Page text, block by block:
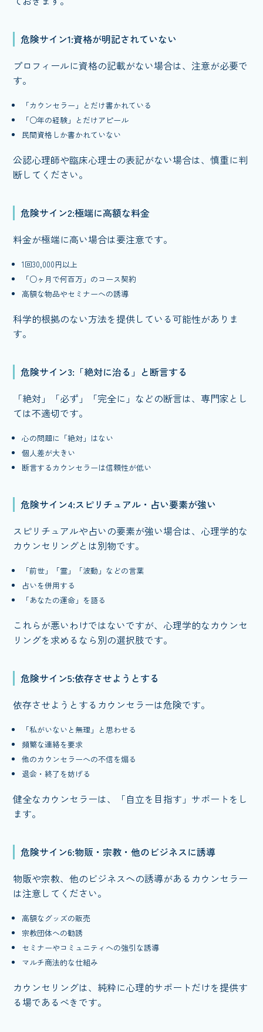
危険サイン1:資格が明記されていない
プロフィールに資格の記載がない場合は、注意が必要で
す。
「カウンセラー」とだけ書かれている
「○年の経験」とだけアピール
民間資格しか書かれていない
公認心理師や臨床心理士の表記がない場合は、慎重に判
断してください。
危険サイン2:極端に高額な料金
料金が極端に高い場合は要注意です。
1回30,000円以上
「○ヶ月で何百万」のコース契約
高額な物品やセミナーへの誘導
科学的根拠のない方法を提供している可能性がありま
す。
危険サイン3:「絶対に治る」と断言する
「絶対」「必ず」「完全に」などの断言は、専門家とし
ては不適切です。
心の問題に「絶対」はない
個人差が大きい
断言するカウンセラーは信頼性が低い
危険サイン4:スピリチュアル・占い要素が強い
スピリチュアルや占いの要素が強い場合は、心理学的な
カウンセリングとは別物です。
「前世」「霊」「波動」などの言葉
占いを併用する
「あなたの運命」を語る
これらが悪いわけではないですが、心理学的なカウンセ
リングを求めるなら別の選択肢です。
危険サイン5:依存させようとする
依存させようとするカウンセラーは危険です。
「私がいないと無理」と思わせる
頻繁な連絡を要求
他のカウンセラーへの不信を煽る
退会・終了を妨げる
健全なカウンセラーは、「自立を目指す」サポートをし
ます。
危険サイン6:物販・宗教・他のビジネスに誘導
物販や宗教、他のビジネスへの誘導があるカウンセラー
は注意してください。
高額なグッズの販売
宗教団体への勧誘
セミナーやコミュニティへの強引な誘導
マルチ商法的な仕組み
カウンセリングは、純粋に心理的サポートだけを提供す
る場であるべきです。